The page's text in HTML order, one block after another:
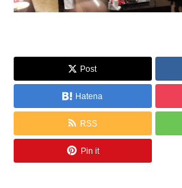
Post
Hatena
RSS
Pin it